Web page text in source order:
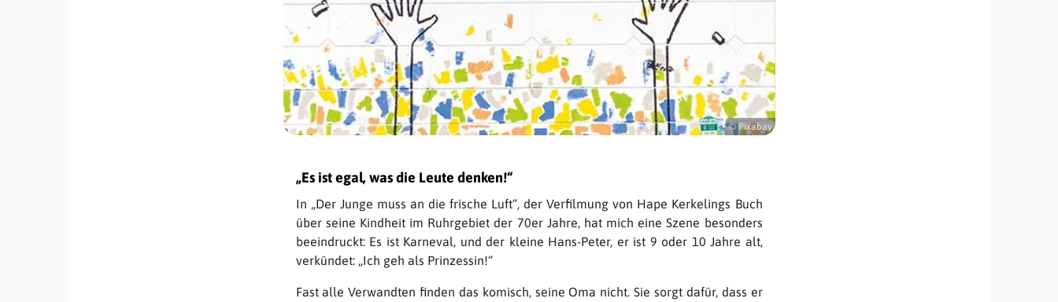
© Pixabay
„Es ist egal, was die Leute denken!“
In „Der Junge muss an die frische Luft“, der Verfilmung von Hape Kerkelings Buch
über seine Kindheit im Ruhrgebiet der 70er Jahre, hat mich eine Szene besonders
beeindruckt: Es ist Karneval, und der kleine Hans-Peter, er ist 9 oder 10 Jahre alt,
verkündet: „Ich geh als Prinzessin!“
Fast alle Verwandten finden das komisch, seine Oma nicht. Sie sorgt dafür, dass er